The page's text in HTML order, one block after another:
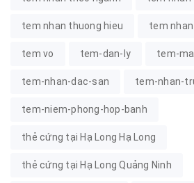
tem nhan thuong hieu tem
tem vo tem-dan-ly tem-
tem-nhan-dac-san tem-nhan-
tem-niem-phong-hop-banh
thẻ cứng tại Hạ Long Hạ Long
thẻ cứng tại Hạ Long Quảng Ninh